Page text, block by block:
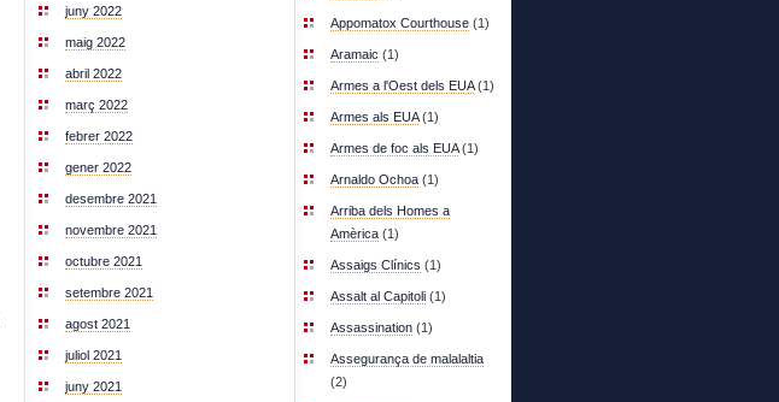
juny 2022
maig 2022
abril 2022
març 2022
febrer 2022
gener 2022
desembre 2021
novembre 2021
octubre 2021
setembre 2021
agost 2021
juliol 2021
juny 2021
Appomatox Courthouse (1)
Aramaic (1)
Armes a l'Oest dels EUA(1)
Armes als EUA(1)
Armes de foc als EUA(1)
Arnaldo Ochoa (1)
Arriba dels Homes a
Amèrica (1)
Assaigs Clínics (1)
Assalt al Capitoli (1)
Assassination (1)
Assegurança de malalaltia
(2)